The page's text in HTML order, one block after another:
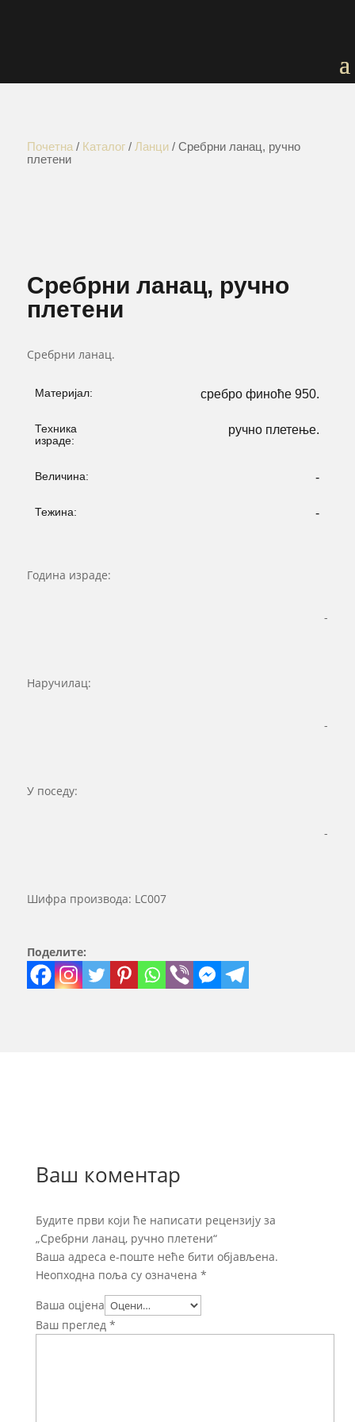
Почетна / Каталог/ Ланци/ Сребрни ланац, ручно
плетени
Сребрни ланац, ручно
плетени
Сребрни ланац.
Материјал: сребро финоће 950.
Техника
израде:
ручно плетење.
Величина: -
Тежина: -
Година израде:
-
Наручилац:
-
У поседу:
-
Шифра производа: LC007
Поделите:
Ваш коментар
Будите први који ће написати рецензију за
„Сребрни ланац, ручно плетени“
Ваша адреса е-поште неће бити објављена.
Неопходна поља су означена *
Ваша оцјена
Ваш преглед *